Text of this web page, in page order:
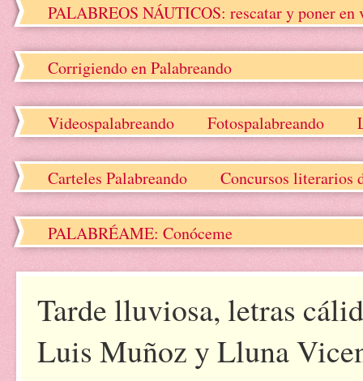
PALABREOS NÁUTICOS: rescatar y poner
Corrigiendo en Palabreando
Videospalabreando Fotospalabreando
Carteles Palabreando Concursos literarios
PALABRÉAME: Conóceme
Tarde lluviosa, letras
Luis Muñoz y Lluna